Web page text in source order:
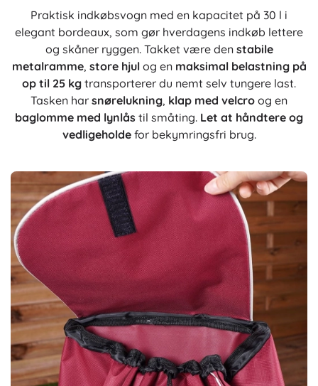
Praktisk indkøbsvogn med en kapacitet på 30 l i
elegant bordeaux, som gør hverdagens indkøb lettere
og skåner ryggen. Takket være den stabile
metalramme, store hjulog en maksimal belastning på
op til 25 kg transporterer du nemt selv tungere last.
Tasken har snørelukning, klap med velcro og en
baglomme med lynlås til småting. Let at håndtere og
vedligeholdefor bekymringsfri brug.